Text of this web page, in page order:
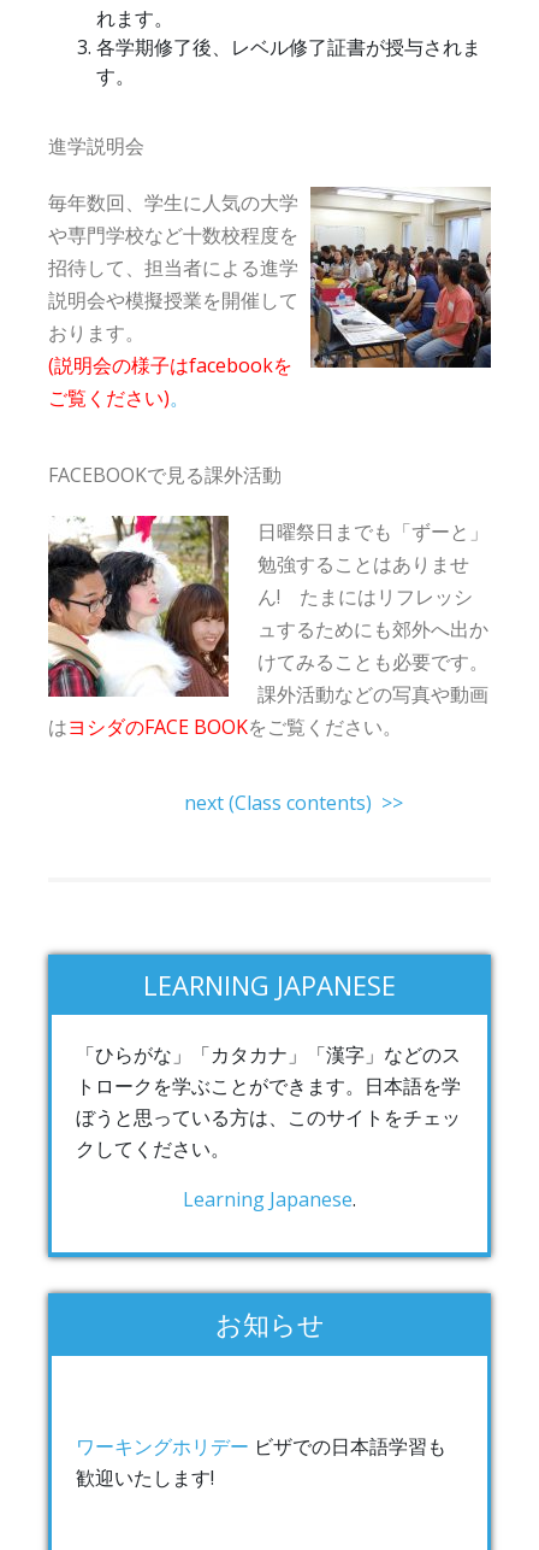
れます。
各学期修了後、レベル修了証書が授与されま
す。
進学説明会
毎年数回、学生に人気の大学
や専門学校など十数校程度を
招待して、担当者による進学
説明会や模擬授業を開催して
おります。
(説明会の様子はfacebookを
ご覧ください)。
FACEBOOKで見る課外活動
日曜祭日までも「ずーと」
勉強することはありませ
ん! たまにはリフレッシ
ュするためにも郊外へ出か
けてみることも必要です。
課外活動などの写真や動画
はヨシダのFACE BOOKをご覧ください。
next (Class contents) >>
LEARNING JAPANESE
「ひらがな」「カタカナ」「漢字」などのス
トロークを学ぶことができます。日本語を学
ぼうと思っている方は、このサイトをチェッ
クしてください。
Learning Japanese.
お知らせ
ワーキングホリデー ビザでの日本語学習も
歓迎いたします!